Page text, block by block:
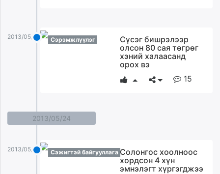
2013/05/26 Сэрэмжлүүлэг
Сүсэг бишрэлээр
олсон 80 сая төгрөг
хэний халаасанд
орох вэ
15
2013/05/24
2013/05/24 Сэжигтэй байгууллага Солонгос хоолноос
хордсон 4 хүн
эмнэлэгт хүргэгджээ